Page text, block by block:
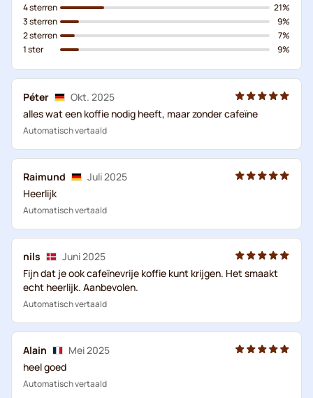
4 sterren
3 sterren
2 sterren
1 ster
21%
9%
7%
9%
Péter
Okt. 2025
alles wat een koffie nodig heeft, maar zonder cafeïne
Automatisch vertaald
Raimund
Juli 2025
Heerlijk
Automatisch vertaald
nils
Juni 2025
Fijn dat je ook cafeïnevrije koffie kunt krijgen. Het smaakt
echt heerlijk. Aanbevolen.
Automatisch vertaald
Alain
Mei 2025
heel goed
Automatisch vertaald